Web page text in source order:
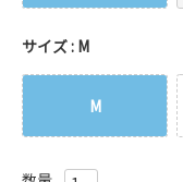
サイズ M
M